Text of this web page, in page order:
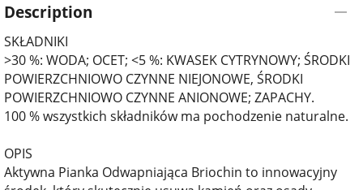
Description
SKŁADNIKI
>30 %: WODA; OCET; <5 %: KWASEK CYTRYNOWY; ŚRODKI
POWIERZCHNIOWO CZYNNE NIEJONOWE, ŚRODKI
POWIERZCHNIOWO CZYNNE ANIONOWE; ZAPACHY.
100 % wszystkich składników ma pochodzenie naturalne.
OPIS
Aktywna Pianka Odwapniająca Briochin to innowacyjny